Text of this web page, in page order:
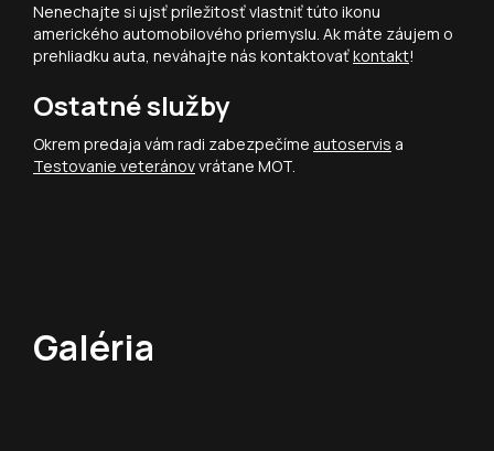
Nenechajte si ujsť príležitosť vlastniť túto ikonu
amerického automobilového priemyslu. Ak máte záujem o
prehliadku auta, neváhajte nás kontaktovaťkontakt!
Ostatné služby
Okrem predaja vám radi zabezpečíme autoservis a
Testovanie veteránovvrátane MOT.
Galéria